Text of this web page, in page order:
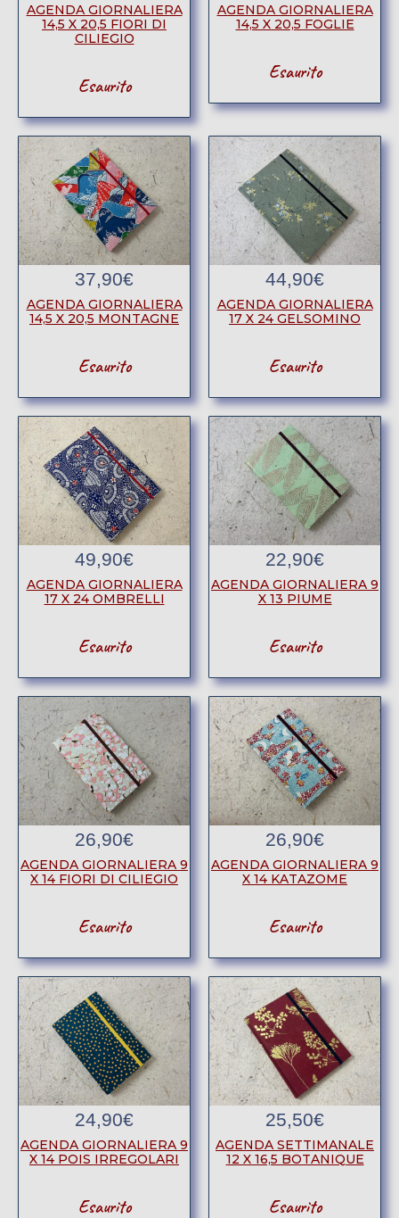
AGENDA GIORNALIERA
14,5 X 20,5 FIORI DI
CILIEGIO
Esaurito
AGENDA GIORNALIERA
14,5 X 20,5 FOGLIE
Esaurito
37,90€
AGENDA GIORNALIERA
14,5 X 20,5 MONTAGNE
Esaurito
44,90€
AGENDA GIORNALIERA
17 X 24 GELSOMINO
Esaurito
49,90€
AGENDA GIORNALIERA
17 X 24 OMBRELLI
Esaurito
22,90€
AGENDA GIORNALIERA 9
X 13 PIUME
Esaurito
26,90€
AGENDA GIORNALIERA 9
X 14 FIORI DI CILIEGIO
Esaurito
26,90€
AGENDA GIORNALIERA 9
X 14 KATAZOME
Esaurito
24,90€
AGENDA GIORNALIERA 9
X 14 POIS IRREGOLARI
Esaurito
25,50€
AGENDA SETTIMANALE
12 X 16,5 BOTANIQUE
Esaurito